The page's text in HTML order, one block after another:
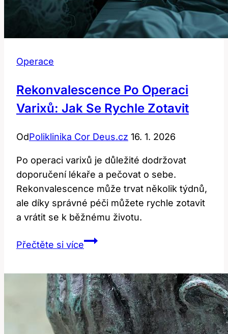
Operace
Rekonvalescence Po Operaci
Varixů: Jak Se Rychle Zotavit
OdPoliklinika Cor Deus.cz 16. 1. 2026
Po operaci varixů je důležité dodržovat
doporučení lékaře a pečovat o sebe.
Rekonvalescence může trvat několik týdnů,
ale díky správné péči můžete rychle zotavit
a vrátit se k běžnému životu.
Přečtěte si víceRekonvalescence
varixů:
Jak
se
rychle